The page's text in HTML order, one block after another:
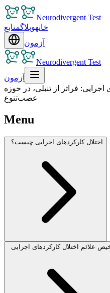
Neurodivergent Test
خانهوبلاگمنابع
آزمون
Neurodivergent Test
آزمون
اجرایی: فراتر از تنبلی، در حوزه
عصب‌تنوع
Menu
اختلال کارکردهای اجرایی چیست؟
علائم اختلال کارکردهای اجرایی